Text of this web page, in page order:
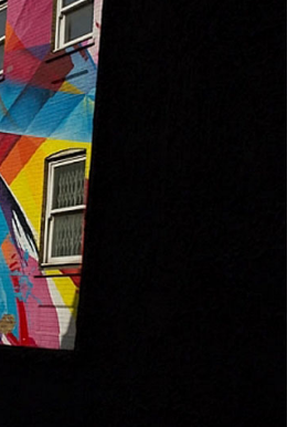
برای آوردن عناصر متضاد به تصویر بدون